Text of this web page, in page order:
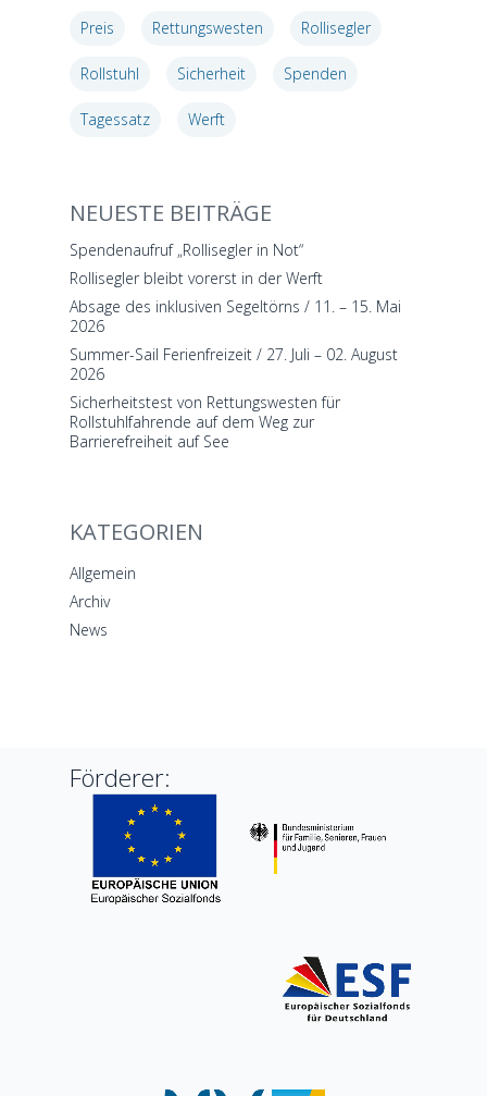
Preis Rettungswesten Rollisegler
Rollstuhl Sicherheit Spenden
Tagessatz Werft
NEUESTE BEITRÄGE
Spendenaufruf „Rollisegler in Not“
Rollisegler bleibt vorerst in der Werft
Absage des inklusiven Segeltörns / 11. – 15. Mai
2026
Summer-Sail Ferienfreizeit / 27. Juli – 02. August
2026
Sicherheitstest von Rettungswesten für
Rollstuhlfahrende auf dem Weg zur
Barrierefreiheit auf See
KATEGORIEN
Allgemein
Archiv
News
Förderer: